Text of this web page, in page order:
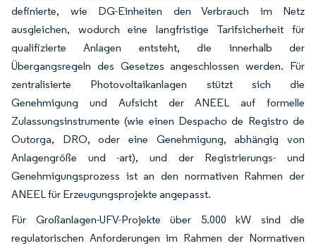
definierte, wie DG-Einheiten den Verbrauch im Netz
ausgleichen, wodurch eine langfristige Tarifsicherheit für
qualifizierte Anlagen entsteht, die innerhalb der
Übergangsregeln des Gesetzes angeschlossen werden. Für
zentralisierte Photovoltaikanlagen stützt sich die
Genehmigung und Aufsicht der ANEEL auf formelle
Zulassungsinstrumente (wie einen Despacho de Registro de
Outorga, DRO, oder eine Genehmigung, abhängig von
Anlagengröße und -art), und der Registrierungs- und
Genehmigungsprozess ist an den normativen Rahmen der
ANEEL für Erzeugungsprojekte angepasst.
Für Großanlagen-UFV-Projekte über 5.000 kW sind die
regulatorischen Anforderungen im Rahmen der Normativen